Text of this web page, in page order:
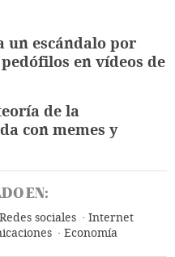
un escándalo por
en vídeos de
de la
con memes y
EN:
Redes sociales
Internet
Economía